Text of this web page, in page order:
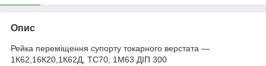
Опис
Рейка переміщення супорту токарного верстата —
1К62,16К20,1К62Д, ТС70, 1М63 ДІП 300